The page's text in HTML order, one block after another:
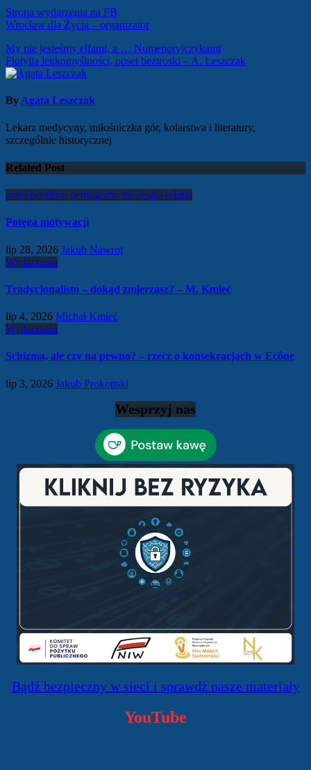
Strona wydarzenia na FB
Wrocław dla Życia – organizator
Nawigacja
wpisu
My nie jesteśmy elfami, a … Numenoryjczykami
Flotylla lekkomyślności, poseł beztroski – A. Leszczak
By Agata Leszczak
Lekarz medycyny, miłośniczka gór, kolarstwa i literatury,
szczególnie historycznej
Related Post
antyliberalizm demografia ideologia religia
Potęga motywacji
lip 28, 2026 Jakub Nawrot
Wydarzenia
Tradycjonalisto – dokąd zmierzasz? – M. Kmieć
lip 4, 2026 Michał Kmieć
Wydarzenia
Schizma, ale czy na pewno? – rzecz o konsekracjach w Ecône
lip 3, 2026 Jakub Prokopski
Wesprzyj nas
Bądź bezpieczny w sieci i sprawdź nasze materiały
YouTube